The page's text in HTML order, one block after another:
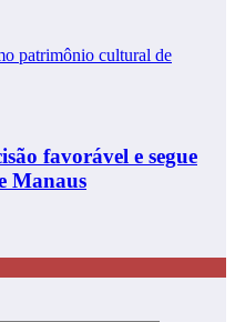
favorável e segue
Manaus